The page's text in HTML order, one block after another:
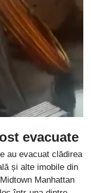
evacuate
au evacuat clădirea
și alte imobile din
Manhattan